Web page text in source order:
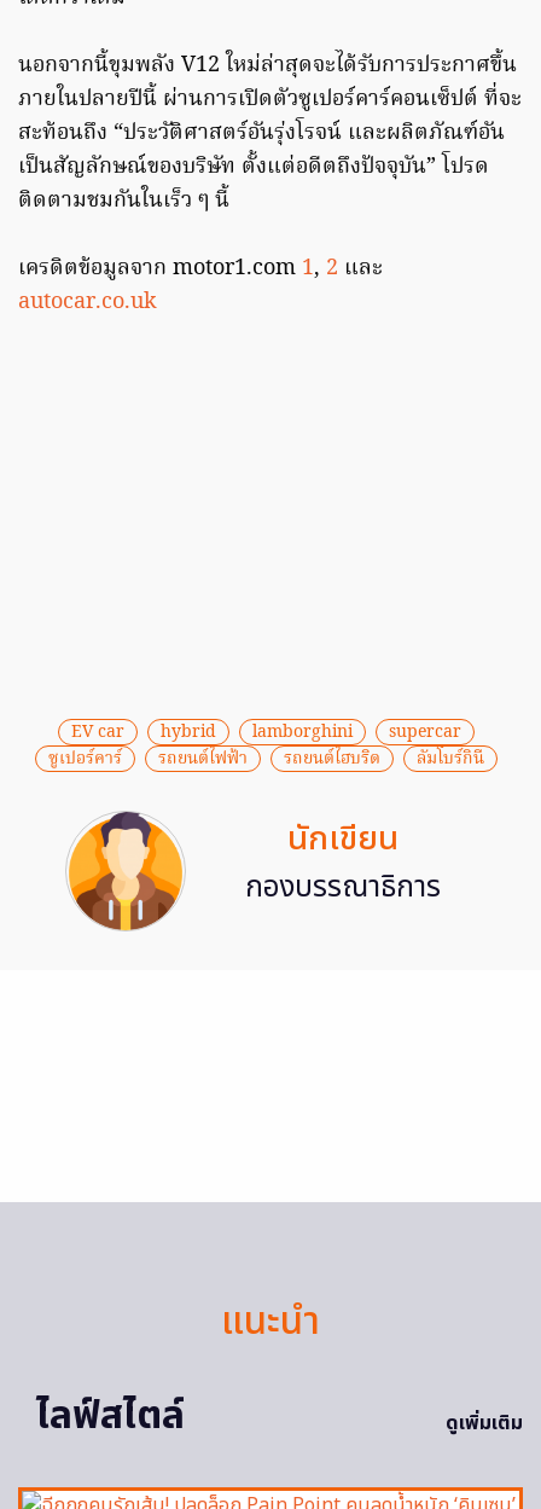
นอกจากนี้ขุมพลัง V12 ใหม่ล่าสุดจะได้รับการประกาศขึ้น
ภายในปลายปีนี้ ผ่านการเปิดตัวซูเปอร์คาร์คอนเซ็ปต์ ที่จะ
สะท้อนถึง “ประวัติศาสตร์อันรุ่งโรจน์ และผลิตภัณฑ์อัน
เป็นสัญลักษณ์ของบริษัท ตั้งแต่อดีตถึงปัจจุบัน” โปรด
ติดตามชมกันในเร็ว ๆ นี้
เครดิตข้อมูลจาก motor1.com 1, 2 และ
autocar.co.uk
EV car hybrid lamborghini
supercar
ซูเปอร์คาร์
รถยนต์ไฟฟ้า รถยนต์ไฮบริด ลัมโบร์กินี
นักเขียน
กองบรรณาธิการ
แนะนำ
ไลฟ์สไตล์
ดูเพิ่มเติม